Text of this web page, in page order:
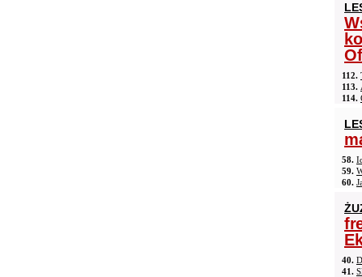
112.
113.
114.
58.
59.
60.
40.
41.